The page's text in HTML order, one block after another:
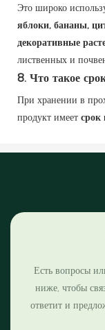
Это широко
яблоки, бананы,
декоративные
лиственных и
8. Что такое
При хранении в
продукт имеет срок
Есть вопросы
ниже, чтобы
ответит и